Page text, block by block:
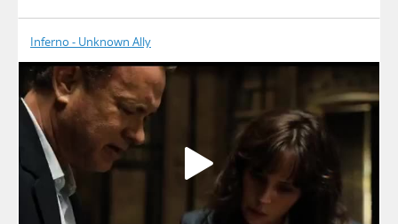
Inferno - Unknown Ally